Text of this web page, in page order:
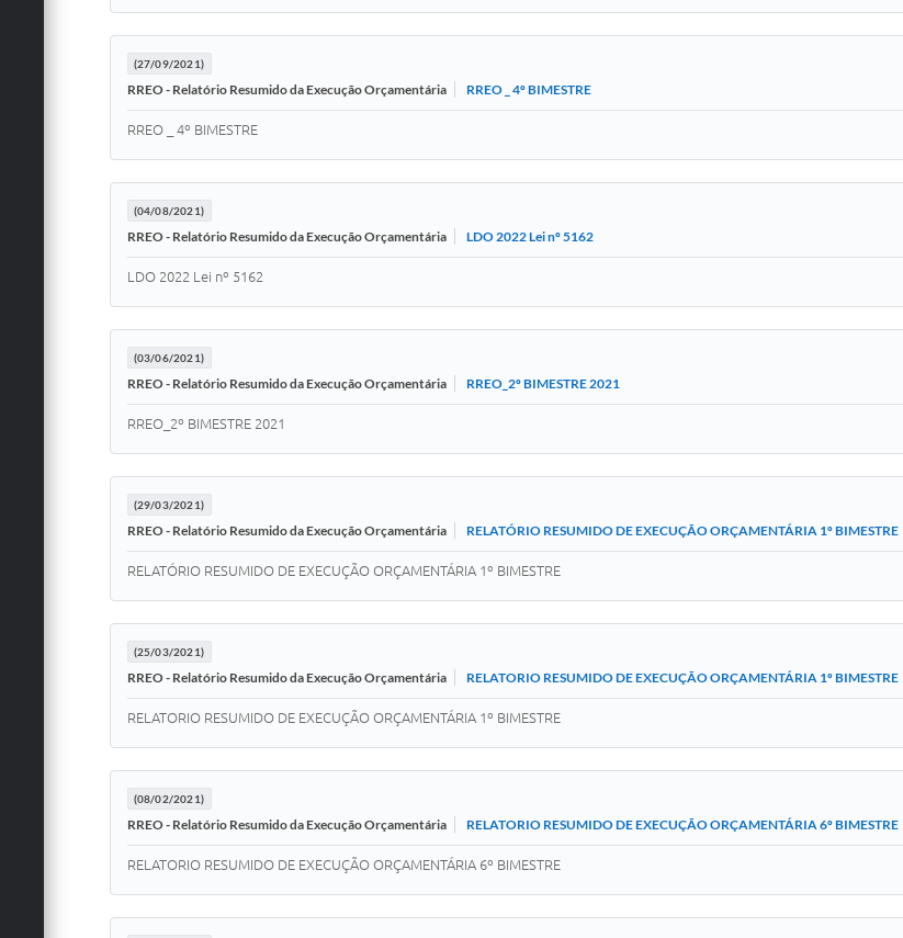
(27/09/2021)
RREO - Relatório Resumido da Execução Orçamentária RREO _ 4º BIMESTRE
RREO _ 4º BIMESTRE
(04/08/2021)
RREO - Relatório Resumido da Execução Orçamentária LDO 2022 Lei nº 5162
LDO 2022 Lei nº 5162
(03/06/2021)
RREO - Relatório Resumido da Execução Orçamentária RREO_2º BIMESTRE 2021
RREO_2º BIMESTRE 2021
(29/03/2021)
RREO - Relatório Resumido da Execução Orçamentária RELATÓRIO RESUMIDO DE EXECUÇÃO ORÇAMENTÁRIA 1º BIMESTRE
RELATÓRIO RESUMIDO DE EXECUÇÃO ORÇAMENTÁRIA 1º BIMESTRE
(25/03/2021)
RREO - Relatório Resumido da Execução Orçamentária RELATORIO RESUMIDO DE EXECUÇÃO ORÇAMENTÁRIA 1º BIMESTRE
RELATORIO RESUMIDO DE EXECUÇÃO ORÇAMENTÁRIA 1º BIMESTRE
(08/02/2021)
RREO - Relatório Resumido da Execução Orçamentária RELATORIO RESUMIDO DE EXECUÇÃO ORÇAMENTÁRIA 6º BIMESTRE
RELATORIO RESUMIDO DE EXECUÇÃO ORÇAMENTÁRIA 6º BIMESTRE